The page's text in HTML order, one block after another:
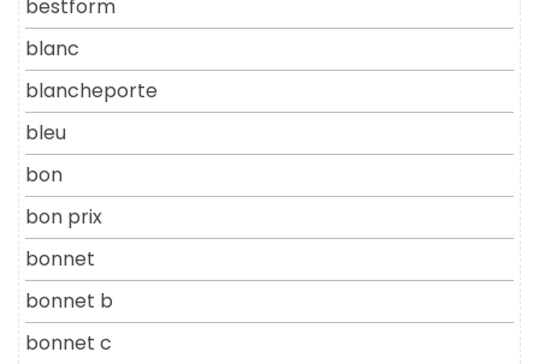
bestform
blanc
blancheporte
bleu
bon
bon prix
bonnet
bonnet b
bonnet c